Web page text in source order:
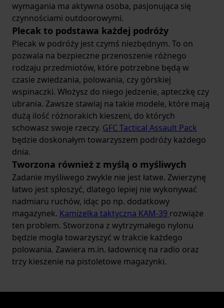
wymagania ma aktywna osoba, pasjonująca się
czynnościami outdoorowymi.
Plecak to podstawa każdej podróży
Plecak w podróży jest czymś niezbędnym. To on
pozwala na bezpieczne przenoszenie różnego
rodzaju przedmiotów, które potrzebne będą w
czasie zwiedzania, polowania, czy górskiej
wspinaczki. Włożysz do niego jedzenie, apteczkę czy
ubrania. Zawsze stawiaj na takie modele, które mają
dużą ilość różnorakich kieszeni, do których
schowasz swoje rzeczy. GFC Tactical Assault Pack
będzie doskonałym towarzyszem podróży każdego
dnia.
Tworzona również z myślą o myśliwych
Zadanie myśliwego zwykle nie jest łatwe. Zwierzynę
łatwo jest spłoszyć, dlatego lepiej nie wykonywać
nadmiaru ruchów, idąc po np. dodatkowy
magazynek. Kamizelka taktyczna KAM-39 rozwiąże
ten problem. Stworzona z wytrzymałego nylonu
będzie mogła towarzyszyć w trakcie każdego
polowania. Zawiera m.in. ładownicę na radio oraz
trzy kieszenie na pistoletowe magazynki.